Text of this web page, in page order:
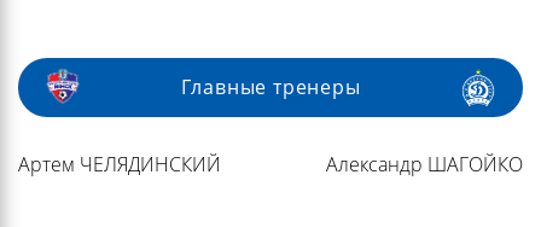
Главные тренеры
Артем ЧЕЛЯДИНСКИЙ Александр ШАГОЙКО